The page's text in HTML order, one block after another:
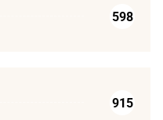
598
915